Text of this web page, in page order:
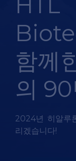
함께
의 90
2024년 히알루
리겠습니다!